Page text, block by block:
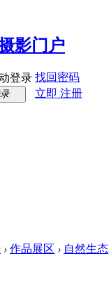
登录 找回密码
立即 注册
› 作品展区 › 自然生态